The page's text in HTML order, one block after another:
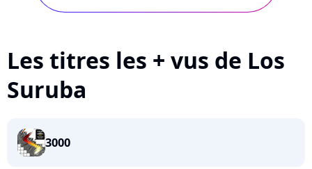
Les titres les + vus de Los
Suruba
3000